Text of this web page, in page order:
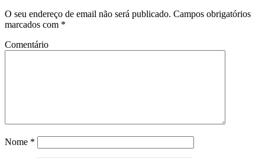
O seu endereço de email não será publicado. Campos obrigatórios
marcados com *
Comentário
Nome *